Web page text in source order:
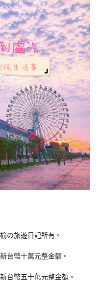
の旅遊日記所有。
台幣十萬元整金額。
台幣五十萬元整金額。